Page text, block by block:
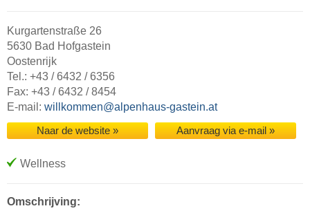
Kurgartenstraße 26
5630 Bad Hofgastein
Oostenrijk
Tel.: +43 / 6432 / 6356
Fax: +43 / 6432 / 8454
E-mail: willkommen@alpenhaus-gastein.at
Naar de website » Aanvraag via e-mail »
Wellness
Omschrijving: